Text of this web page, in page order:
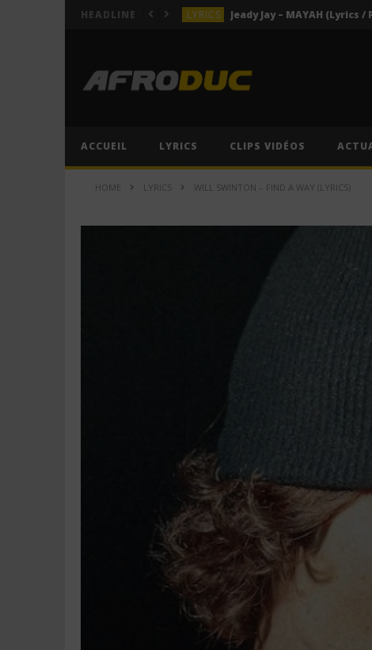
HEADLINE LYRICS Jeady Jay – MAYAH (Lyrics /
LYRICS Himra – Plus de love (Lyrics
LYRICS Jeady Jay – MAYAH (Lyrics /
ACCUEIL LYRICS CLIPS VIDÉOS
HOME LYRICS WILL SWINTON – FIND A WAY (LYRICS)